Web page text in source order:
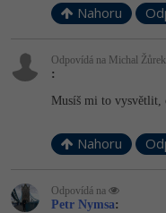
Nahoru
Odpovídá na Michal
:
Musíš mi to vysvětlit,
Nahoru
Odpovídá na
Petr Nymsa: